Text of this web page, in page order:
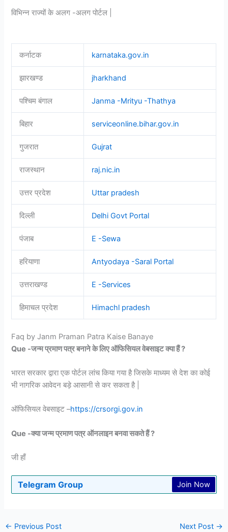
विभिन्न राज्यों के अलग -अलग पोर्टल |
कर्नाटक karnataka.gov.in
झारखण्ड jharkhand
पश्चिम बंगाल Janma -Mrityu -Thathya
बिहार serviceonline.bihar.gov.in
गुजरात Gujrat
राजस्थान raj.nic.in
उत्तर प्रदेश Uttar pradesh
दिल्ली Delhi Govt Portal
पंजाब E -Sewa
हरियाणा Antyodaya -Saral Portal
उत्तराखण्ड E -Services
हिमाचल प्रदेश Himachl pradesh
Faq by Janm Praman Patra Kaise Banaye
Que -जन्म प्रमाण पत्र बनाने के लिए ऑफिसियल वेबसाइट क्या हैं ?
भारत सरकार द्वारा एक पोर्टल लांच किया गया है जिसके माध्यम से देश का कोई
भी नागरिक आवेदन बड़े आसानी से कर सकता है |
ऑफिसियल वेबसाइट –https://crsorgi.gov.in
Que -क्या जन्म प्रमाण पत्र ऑनलाइन बनवा सकते हैं ?
जी हाँ
Telegram Group Join Now
← Previous Post Next Post →